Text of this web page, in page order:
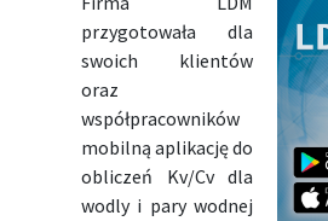
przygotowała dla
swoich klientów
oraz
współpracowników
mobilną aplikację do
obliczeń Kv/Cv dla
wodly i pary wodnej